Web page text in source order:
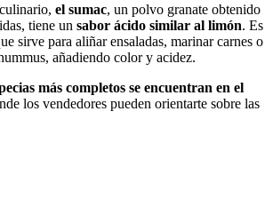
el sumac, un polvo granate obtenido
tiene un sabor ácido similar al limón. Es
sirve para aliñar ensaladas, marinar carnes o
añadiendo color y acidez.
más completos se encuentran en el
los vendedores pueden orientarte sobre las